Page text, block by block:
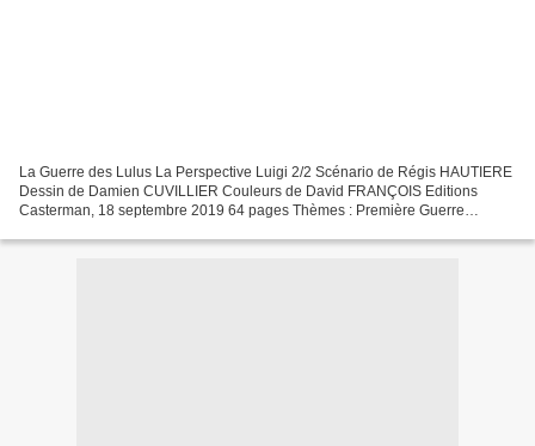
La Guerre des Lulus La Perspective Luigi 2/2 Scénario de Régis HAUTIERE
Dessin de Damien CUVILLIER Couleurs de David FRANÇOIS Editions
Casterman, 18 septembre 2019 64 pages Thèmes : Première Guerre